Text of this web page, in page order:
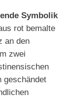
Symbolik
rot bemalte
an den
zwei
geschändet